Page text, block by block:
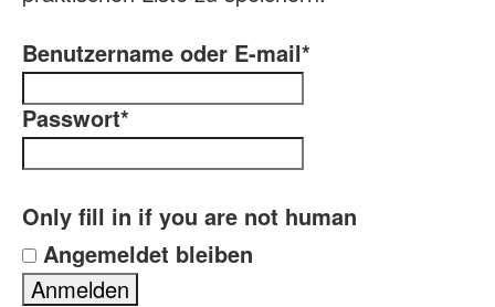
Benutzername oder E-mail*
Passwort*
Only fill in if you are not human
Angemeldet bleiben